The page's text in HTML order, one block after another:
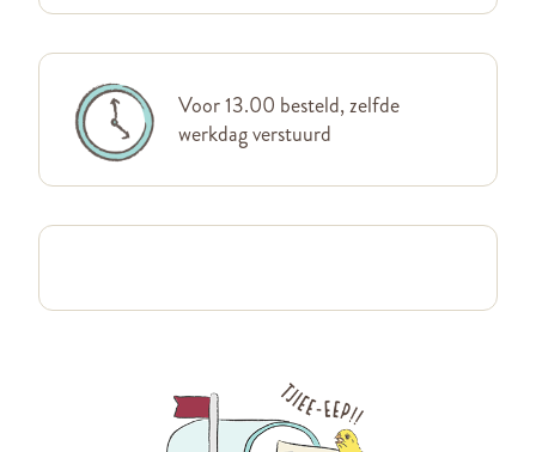
Voor 13.00 besteld, zelfde
werkdag verstuurd